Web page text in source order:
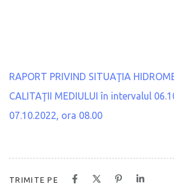
RAPORT PRIVIND SITUAŢIA
CALITAŢII MEDIULUI în intervalul
07.10.2022, ora 08.00
TRIMITE PE